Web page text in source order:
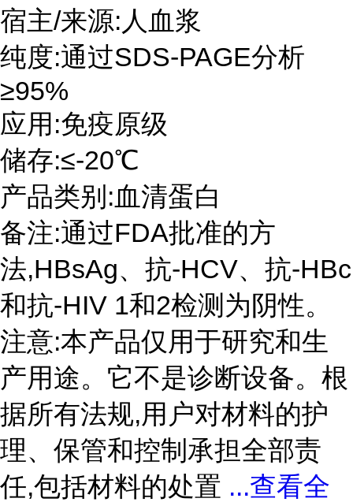
宿主/来源:人血浆
纯度:通过SDS-PAGE分析
≥95%
应用:免疫原级
储存:≤-20℃
产品类别:血清蛋白
备注:通过FDA批准的方
法,HBsAg、抗-HCV、抗-HBc
和抗-HIV 1和2检测为阴性。
注意:本产品仅用于研究和生
产用途。它不是诊断设备。根
据所有法规,用户对材料的护
理、保管和控制承担全部责
任,包括材料的处置 ...查看全